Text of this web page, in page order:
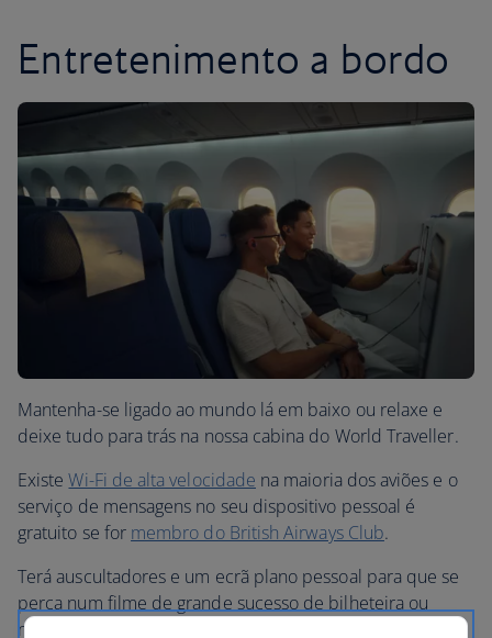
Entretenimento a bordo
Mantenha-se ligado ao mundo lá em baixo ou relaxe e
deixe tudo para trás na nossa cabina do World Traveller.
ExisteWi-Fi de alta velocidade na maioria dos aviões e o
serviço de mensagens no seu dispositivo pessoal é
gratuito se for membro do British Airways Club.
Terá auscultadores e um ecrã plano pessoal para que se
perca num filme de grande sucesso de bilheteira ou
numa série imperdível. A nossa enorme biblioteca de